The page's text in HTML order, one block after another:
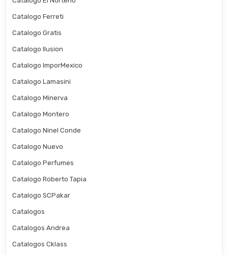
Catalogo Ferreti
Catalogo Gratis
Catalogo Ilusion
Catalogo ImporMexico
Catalogo Lamasini
Catalogo Minerva
Catalogo Montero
Catalogo Ninel Conde
Catalogo Nuevo
Catalogo Perfumes
Catalogo Roberto Tapia
Catalogo SCPakar
Catalogos
Catalogos Andrea
Catalogos Cklass